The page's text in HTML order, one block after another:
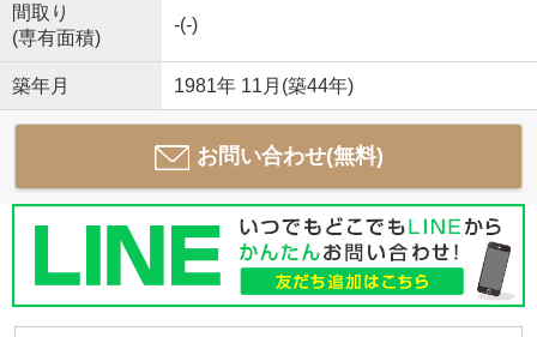
間取り
(専有面積)
-(-)
築年月 1981年 11月(築44年)
お問い合わせ(無料)